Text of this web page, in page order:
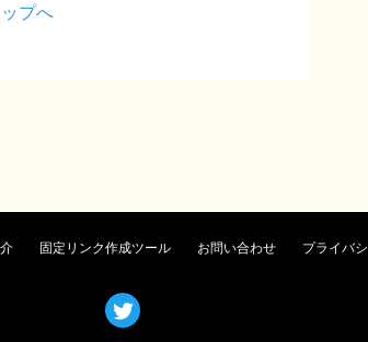
プへ
固定リンク作成ツール お問い合わせ プライバ